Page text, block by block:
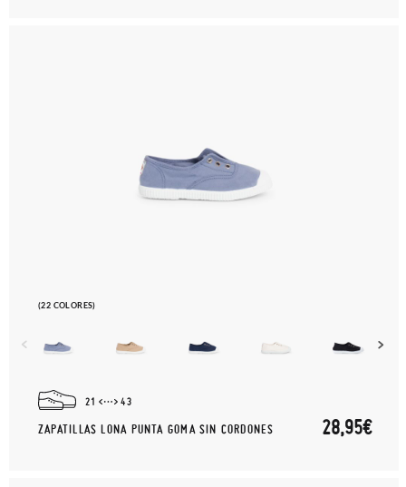
(22 COLORES)
21 43
ZAPATILLAS LONA PUNTA GOMA SIN CORDONES 28,95€